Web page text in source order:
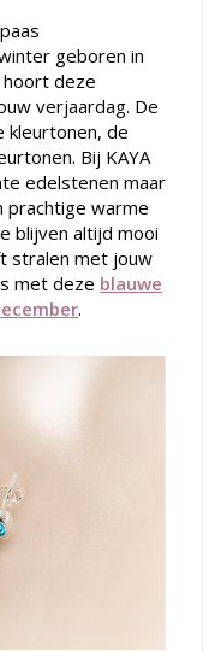
geboren in
hoort deze
verjaardag. De
kleurtonen, de
Bij KAYA
edelstenen maar
prachtige warme
blijven altijd mooi
stralen met jouw
met deze blauwe
.